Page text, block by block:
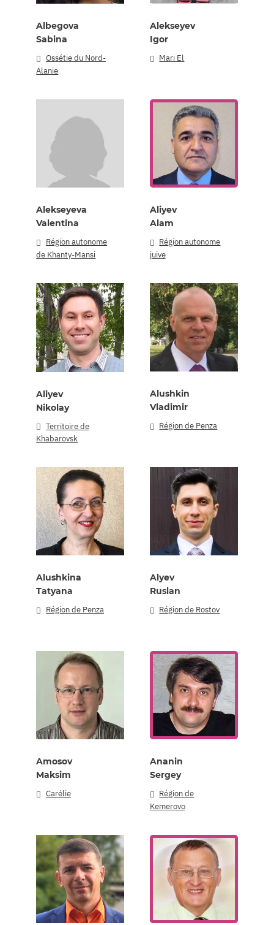
Albegova
Sabina
Ossétie du Nord-
Alanie
Alekseyev
Igor
Mari El
Alekseyeva
Valentina
Région autonome
de Khanty-Mansi
Aliyev
Alam
Région autonome
juive
Aliyev
Nikolay
Territoire de
Khabarovsk
Alushkin
Vladimir
Région de Penza
Alushkina
Tatyana
Région de Penza
Alyev
Ruslan
Région de Rostov
Amosov
Maksim
Carélie
Ananin
Sergey
Région de
Kemerovo